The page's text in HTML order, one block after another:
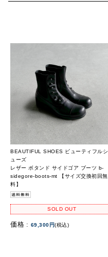
BEAUTIFUL SHOES ビューティフルシ
ューズ
レザー ボタンド サイドゴア ブーツ b-
sidegore-boots-mt 【サイズ交換初回無
料】
SOLD OUT
価格 : 69,300円(税込)